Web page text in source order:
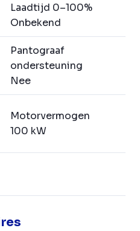
Laadtijd 0–100%
Onbekend
Pantograaf
ondersteuning
Nee
Motorvermogen
100 kW